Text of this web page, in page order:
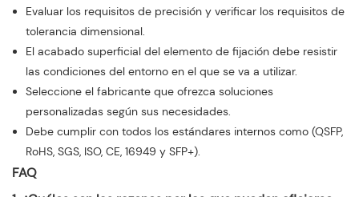
Evaluar los requisitos de precisión y verificar los requisitos de
tolerancia dimensional.
El acabado superficial del elemento de fijación debe resistir
las condiciones del entorno en el que se va a utilizar.
Seleccione el fabricante que ofrezca soluciones
personalizadas según sus necesidades.
Debe cumplir con todos los estándares internos como (QSFP,
RoHS, SGS, ISO, CE, 16949 y SFP+).
FAQ